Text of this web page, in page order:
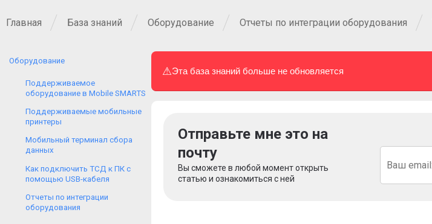
Главная База знаний Оборудование Отчеты по интеграции оборудования
Оборудование
Поддерживаемое
оборудование в Mobile SMARTS
Поддерживаемые мобильные
принтеры
Мобильный терминал сбора
данных
Как подключить ТСД к ПК с
помощью USB-кабеля
Отчеты по интеграции
оборудования
⚠Эта база знаний больше не обновляется
Отправьте мне это на
почту
Вы сможете в любой момент открыть
статью и ознакомиться с ней